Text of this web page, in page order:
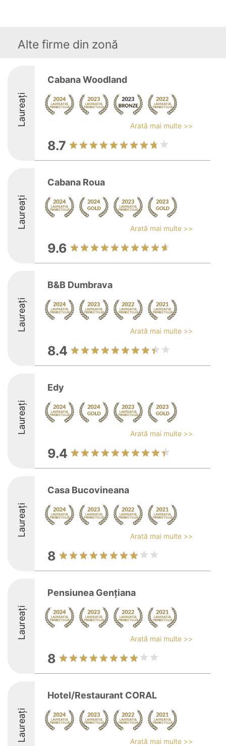
Alte firme din zonă
Laureați
Cabana Woodland
Arată mai multe >>
8.7
Laureați
Cabana Roua
Arată mai multe >>
9.6
Laureați
B&B Dumbrava
Arată mai multe >>
8.4
Laureați
Edy
Arată mai multe >>
9.4
Laureați
Casa Bucovineana
Arată mai multe >>
8
Laureați
Pensiunea Gențiana
Arată mai multe >>
8
Laureați
Hotel/Restaurant CORAL
Arată mai multe >>